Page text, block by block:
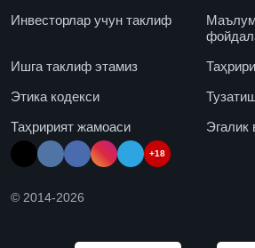
Инвесторлар учун таклиф
Ишга таклиф этамиз
Этика кодекси
Таҳририят жамоаси
+18
© 2014-2026